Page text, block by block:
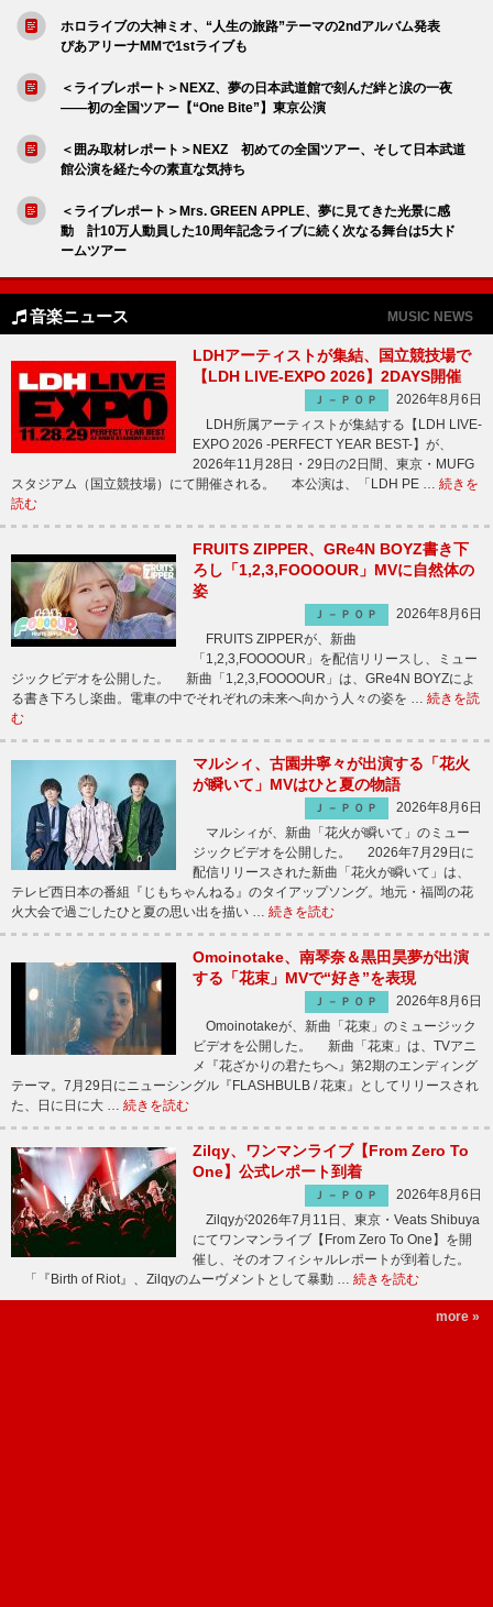
ホロライブの大神ミオ、“人生の旅路”テーマの2ndアルバム発表
ぴあアリーナMMで1stライブも
＜ライブレポート＞NEXZ、夢の日本武道館で刻んだ絆と涙の一夜
――初の全国ツアー【“One Bite”】東京公演
＜囲み取材レポート＞NEXZ 初めての全国ツアー、そして日本武道
館公演を経た今の素直な気持ち
＜ライブレポート＞Mrs. GREEN APPLE、夢に見てきた光景に感
動 計10万人動員した10周年記念ライブに続く次なる舞台は5大ド
ームツアー
音楽ニュース MUSIC NEWS
LDHアーティストが集結、国立競技場で
【LDH LIVE-EXPO 2026】2DAYS開催
Ｊ－ＰＯＰ
2026年8月6日
LDH所属アーティストが集結する【LDH LIVE-
EXPO 2026 -PERFECT YEAR BEST-】が、
2026年11月28日・29日の2日間、東京・MUFG
スタジアム（国立競技場）にて開催される。 本公演は、「LDH PE … 続きを
読む
FRUITS ZIPPER、GRe4N BOYZ書き下
ろし「1,2,3,FOOOOUR」MVに自然体の
姿
Ｊ－ＰＯＰ
2026年8月6日
FRUITS ZIPPERが、新曲
「1,2,3,FOOOOUR」を配信リリースし、ミュー
ジックビデオを公開した。 新曲「1,2,3,FOOOOUR」は、GRe4N BOYZによ
る書き下ろし楽曲。電車の中でそれぞれの未来へ向かう人々の姿を … 続きを読
む
マルシィ、古園井寧々が出演する「花火
が瞬いて」MVはひと夏の物語
Ｊ－ＰＯＰ
2026年8月6日
マルシィが、新曲「花火が瞬いて」のミュー
ジックビデオを公開した。 2026年7月29日に
配信リリースされた新曲「花火が瞬いて」は、
テレビ西日本の番組『じもちゃんねる』のタイアップソング。地元・福岡の花
火大会で過ごしたひと夏の思い出を描い … 続きを読む
Omoinotake、南琴奈＆黒田昊夢が出演
する「花束」MVで“好き”を表現
Ｊ－ＰＯＰ
2026年8月6日
Omoinotakeが、新曲「花束」のミュージック
ビデオを公開した。 新曲「花束」は、TVアニ
メ『花ざかりの君たちへ』第2期のエンディング
テーマ。7月29日にニューシングル『FLASHBULB / 花束』としてリリースされ
た、日に日に大 … 続きを読む
Zilqy、ワンマンライブ【From Zero To
One】公式レポート到着
Ｊ－ＰＯＰ
2026年8月6日
Zilqyが2026年7月11日、東京・Veats Shibuya
にてワンマンライブ【From Zero To One】を開
催し、そのオフィシャルレポートが到着した。
「『Birth of Riot』、Zilqyのムーヴメントとして暴動 … 続きを読む
more »